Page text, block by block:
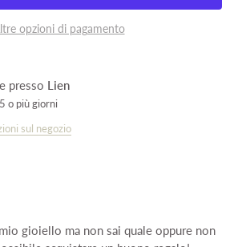
opzioni di pagamento
presso Lien
o più giorni
sul negozio
gioiello ma non sai quale oppure non